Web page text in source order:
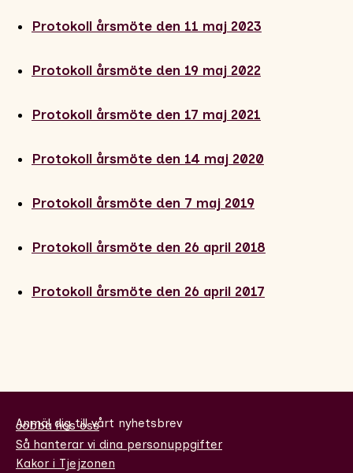
Protokoll årsmöte den 11 maj 2023
Protokoll årsmöte den 19 maj 2022
Protokoll årsmöte den 17 maj 2021
Protokoll årsmöte den 14 maj 2020
Protokoll årsmöte den 7 maj 2019
Protokoll årsmöte den 26 april 2018
Protokoll årsmöte den 26 april 2017
Anmäl dig till vårt nyhetsbrev
Jobba hos oss
Så hanterar vi dina personuppgifter
Kakor i Tjejzonen